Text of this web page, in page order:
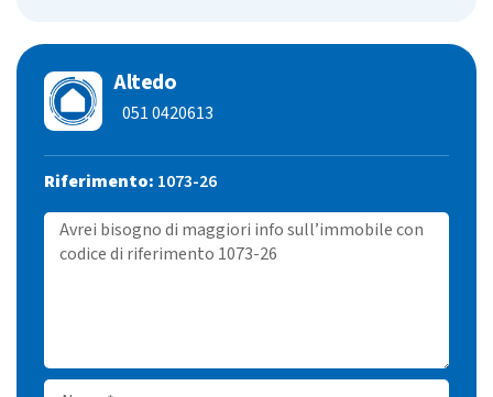
Altedo
051 0420613
Riferimento: 1073-26